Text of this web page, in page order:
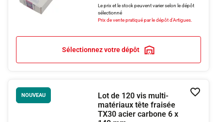
Le prix et le stock peuvent varier selon le dépôt
sélectionné
Prix de vente pratiqué par le dépôt d'Artigues.
Sélectionnez votre dépôt
NOUVEAU
Lot de 120 vis multi-
matériaux tête fraisée
TX30 acier carbone 6 x